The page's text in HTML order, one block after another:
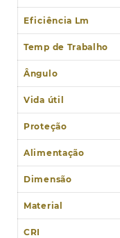
Eficiência Lm
Temp de Trabalho
Ângulo
Vida útil
Proteção
Alimentação
Dimensão
Material
CRI